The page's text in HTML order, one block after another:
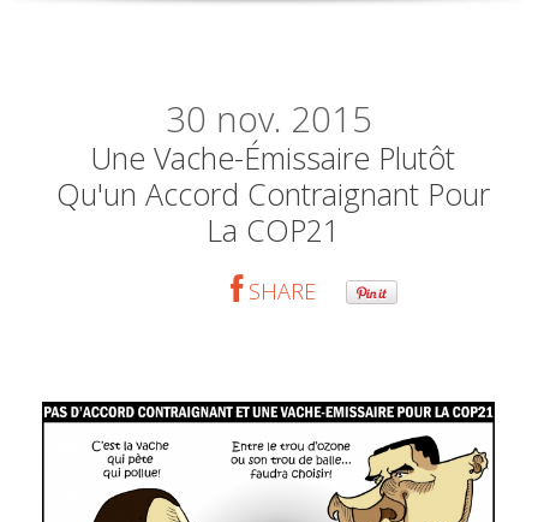
30 nov. 2015
Une Vache-Émissaire Plutôt
Qu'un Accord Contraignant Pour
La COP21
SHARE